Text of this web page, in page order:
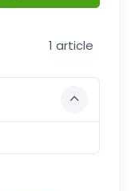
1 article